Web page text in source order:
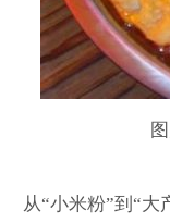
从“小米粉”到“大